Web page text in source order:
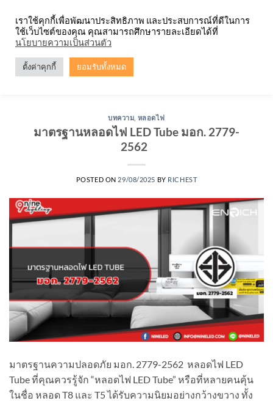
content
บทความ หลอดไฟ
มาตรฐานหลอดไฟ LED Tube มอก. 2779-
2562
POSTED ON 29/08/2025 BY RICHEST
มาตรฐานความปลอดภัย มอก. 2779-2562 หลอดไฟ LED
Tube ที่คุณควรรู้จัก “หลอดไฟ LED Tube” หรือที่หลายคนคุ้น
ในชื่อ หลอด T8 และ T5 ได้รับความนิยมอย่างกว้างขวาง ทั้ง
เราใช้คุกกี้เพื่อพัฒนาประสิทธิภาพ และประสบการณ์ที่ดีในการ
ใช้เว็บไซต์ของคุณ คุณสามารถศึกษารายละเอียดได้ที่
นโยบายความเป็นส่วนตัว
ตั้งค่าคุกกี้ ยอมรับทั้งหมด